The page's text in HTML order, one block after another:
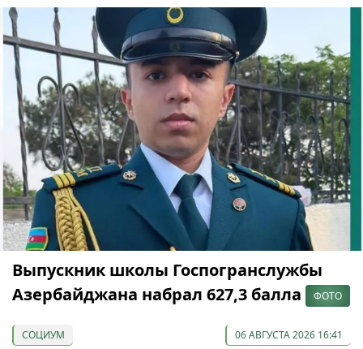
Выпускник школы Госпогранслужбы
Азербайджана набрал 627,3 балла
ФОТО
СОЦИУМ 06 АВГУСТА 2026 16:41